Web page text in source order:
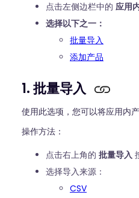
点击左侧边栏中的 应用
选择以下之一：
批量导入
添加产品
1. 批量导入
使用此选项，您可以将应用内
操作方法：
点击右上角的 批量导入
选择导入来源：
CSV